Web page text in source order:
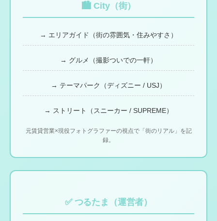
🏙 City（街）
→ エリアガイド（街の雰囲気・住みやすさ）
→ グルメ（撮影ついでの一軒）
→ テーマパーク（ディズニー / USJ）
→ ストリート（スニーカー / SUPREME）
元賃貸営業×現役フォトグラファーの視点で「街のリアル」を記
録。
✅ つるたま（運営者）